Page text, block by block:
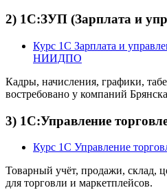
2) 1С:ЗУП (Зарплата и
Курс 1С Зарплата и
НИИДПО
Кадры, начисления, графики,
востребовано у компаний
3) 1С:Управление
Курс 1С Управление
Товарный учёт, продажи, склад,
для торговли и маркетплейсов.